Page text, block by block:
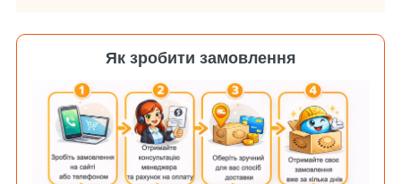
Як зробити замовлення